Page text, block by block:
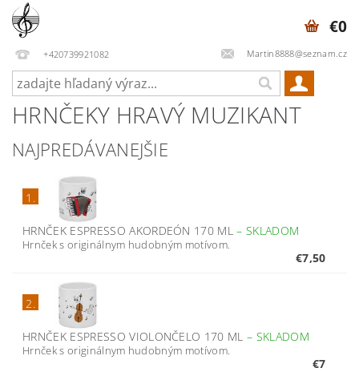
+420739921082 Martin8888@seznam.cz
€0
HRNČEKY HRAVÝ MUZIKANT
NAJPREDÁVANEJŠIE
1.
HRNČEK ESPRESSO AKORDEÓN 170 ML–SKLADOM
Hrnček s originálnym hudobným motívom.
€7,50
2.
HRNČEK ESPRESSO VIOLONČELO 170 ML– SKLADOM
Hrnček s originálnym hudobným motívom.
€7